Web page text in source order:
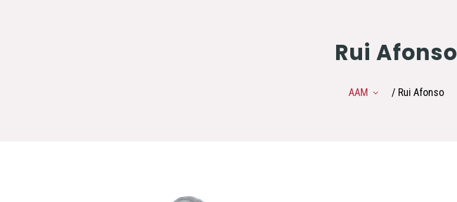
Rui Afonso
AAM / Rui Afonso